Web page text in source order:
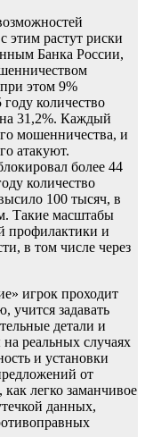
этим растут риски
Банка России,
этом 9%
количество
31,2%. Каждый
мошенничества, и
атакуют.
более 44
количество
100 тысяч, в
Такие масштабы
профилактики и
в том числе через
игрок проходит
учится задавать
детали и
реальных случаях
и установки
от
легко заманчивое
данных,